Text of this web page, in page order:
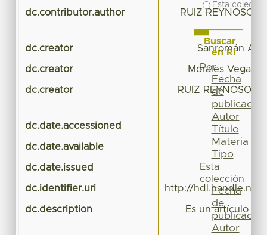
dc.contributor.author RUIZ REYNOSO,
dc.creator Sanromán
dc.creator Morales Vega,
dc.creator RUIZ REYNOSO,
dc.date.accessioned
dc.date.available
dc.date.issued
dc.identifier.uri http://hdl.handle.net/
dc.description Es un artículo
Esta
Buscar
en RI
Por
Fecha
de
publicación
Autor
Título
Materia
Tipo
Esta
colección
Fecha
de
publicación
Autor